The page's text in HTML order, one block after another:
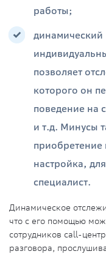
работы;
динамический
позволяет
которого он
поведение на
и т.д. Минусы
настройка,
специалист.
Динамическое
что с его помощью
сотрудников call-
разговора,